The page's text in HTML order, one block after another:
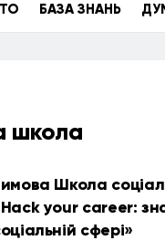
БАЗА ЗНАНЬ
школа
Школа
your career:
сфері»